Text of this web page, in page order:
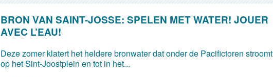
BRON VAN SAINT-JOSSE: SPELEN MET WATER! JOUER
AVEC L’EAU!
Deze zomer klatert het heldere bronwater dat onder de Pacifictoren stroomt
op het Sint-Joostplein en tot in het...